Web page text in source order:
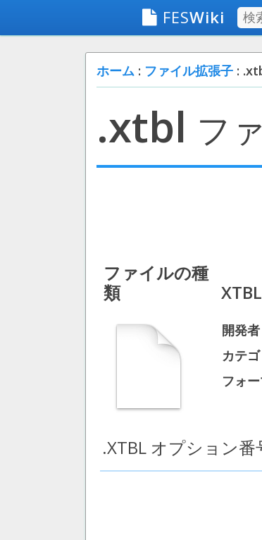
FESWiki
ホーム : ファイル拡張子 :
.xtbl フ
ファイルの種
類
開発者
カテ
フォ
.XTBL オプション番